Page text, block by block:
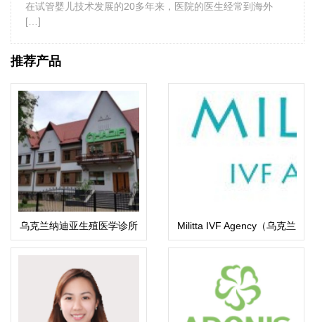
在试管婴儿技术发展的20多年来，医院的医生经常到海外
[…]
推荐产品
乌克兰纳迪亚生殖医学诊所
Militta IVF Agency（乌克兰
玛丽塔生殖中心）